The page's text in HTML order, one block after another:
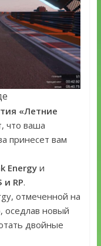
«Летние
что ваша
принесет вам
Energyи
и RP.
отмеченной на
оседлав новый
двойные